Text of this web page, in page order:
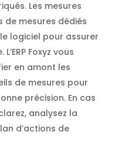
Les mesures
de mesures dédiés
logiciel pour assurer
Foxyz vous
en amont les
de mesures pour
précision. En cas
analysez la
d’actions de